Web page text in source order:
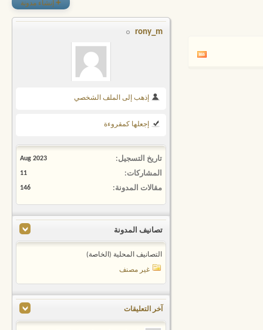
+ إنشاء مدونة
rony_m
إذهب إلى الملف الشخصي
إجعلها كمقروءة
تاريخ التسجيل Aug 2023
المشاركات 11
مقالات المدونة 146
تصانيف المدونة
التصانيف المحلية (الخاصة)
غير مصنف
آخر التعليقات